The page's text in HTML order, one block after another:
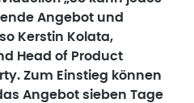
Angebot und
Kerstin Kolata,
Head of Product
Zum Einstieg können
Angebot sieben Tage